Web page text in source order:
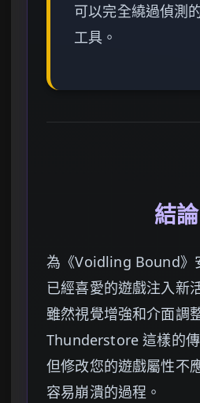
可以完全繞過偵測
工具。
結論
為《Voidling Bound》
已經喜愛的遊戲注入新
雖然視覺增強和介面調
Thunderstore 這樣的傳
但修改您的遊戲屬性不
容易崩潰的過程。